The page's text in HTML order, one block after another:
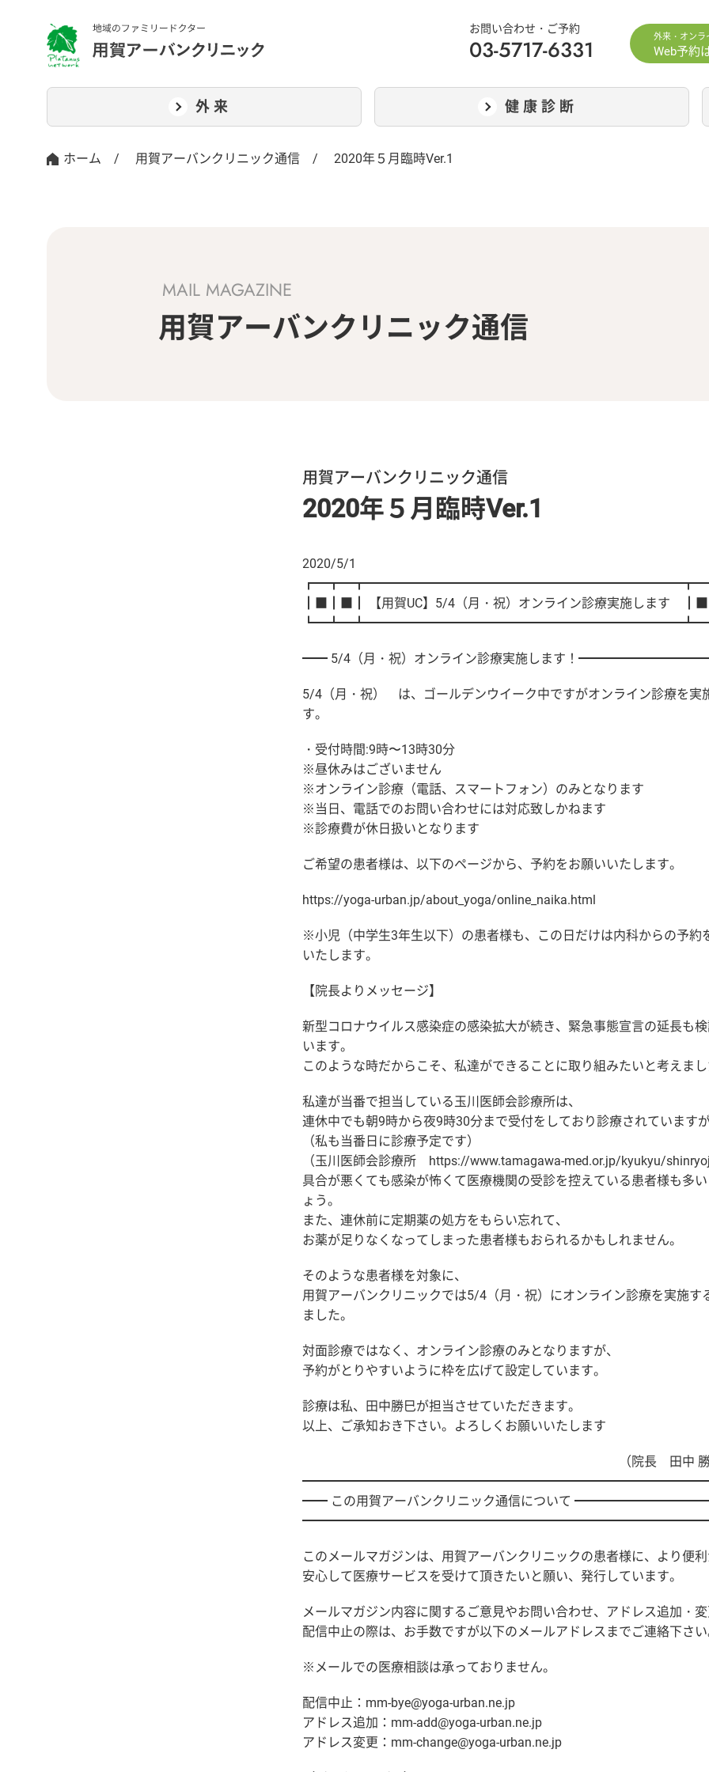
お問い合わせ・ご予約
03-5717-6331 外来・オンラ
Web予約
外来 健康診断
ホーム / 用賀アーバンクリニック通信 / 2020年５月臨時Ver.1
MAIL MAGAZINE
用賀アーバンクリニック通信
用賀アーバンクリニック通信
2020年５月臨時Ver.1
2020/5/1
┃■┃■┃ 【用賀UC】5/4（月・祝）オンライン診療実施します
━━ 5/4（月・祝）オンライン診療実施します！
5/4（月・祝） は、ゴールデンウイーク中ですがオンライン診療を実
す。
・受付時間:9時〜13時30分
※昼休みはございません
※オンライン診療（電話、スマートフォン）のみとなります
※当日、電話でのお問い合わせには対応致しかねます
※診療費が休日扱いとなります
ご希望の患者様は、以下のページから、予約をお願いいたします。
https://yoga-urban.jp/about_yoga/online_naika.html
※小児（中学生3年生以下）の患者様も、この日だけは内科からの予約
いたします。
【院長よりメッセージ】
新型コロナウイルス感染症の感染拡大が続き、緊急事態宣言の延長も
います。
このような時だからこそ、私達ができることに取り組みたいと考えまし
私達が当番で担当している玉川医師会診療所は、
連休中でも朝9時から夜9時30分まで受付をしており診療されていますが
（私も当番日に診療予定です）
（玉川医師会診療所 https://www.tamagawa-med.or.jp/kyukyu/
具合が悪くても感染が怖くて医療機関の受診を控えている患者様も多
ょう。
また、連休前に定期薬の処方をもらい忘れて、
お薬が足りなくなってしまった患者様もおられるかもしれません。
そのような患者様を対象に、
用賀アーバンクリニックでは5/4（月・祝）にオンライン診療を実施す
ました。
対面診療ではなく、オンライン診療のみとなりますが、
予約がとりやすいように枠を広げて設定しています。
診療は私、田中勝巳が担当させていただきます。
以上、ご承知おき下さい。よろしくお願いいたします
（院長 田中 勝巳
━━ この用賀アーバンクリニック通信について
このメールマガジンは、用賀アーバンクリニックの患者様に、より便
安心して医療サービスを受けて頂きたいと願い、発行しています。
メールマガジン内容に関するご意見やお問い合わせ、アドレス追加・変
配信中止の際は、お手数ですが以下のメールアドレスまでご連絡下さい
※メールでの医療相談は承っておりません。
配信中止：mm-bye@yoga-urban.ne.jp
アドレス追加：mm-add@yoga-urban.ne.jp
アドレス変更：mm-change@yoga-urban.ne.jp